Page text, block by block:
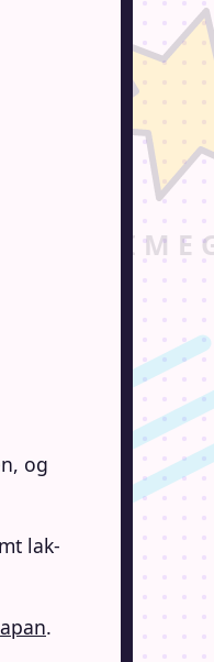
og
lak-
.